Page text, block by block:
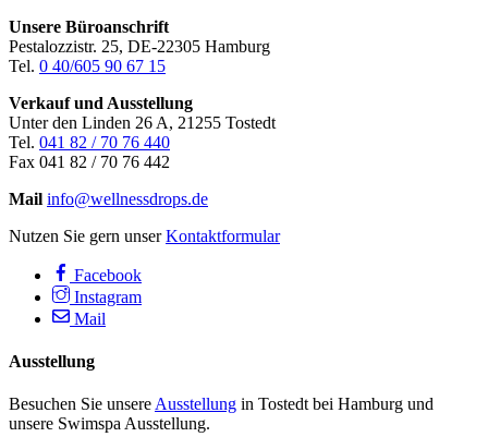
Unsere Büroanschrift
Pestalozzistr. 25, DE-22305 Hamburg
Tel. 0 40/605 90 67 15
Verkauf und Ausstellung
Unter den Linden 26 A, 21255 Tostedt
Tel. 041 82 / 70 76 440
Fax 041 82 / 70 76 442
Mail info@wellnessdrops.de
Nutzen Sie gern unserKontaktformular
Facebook
Instagram
Mail
Ausstellung
Besuchen Sie unsere Ausstellung in Tostedt bei Hamburg und
unsere Swimspa Ausstellung.